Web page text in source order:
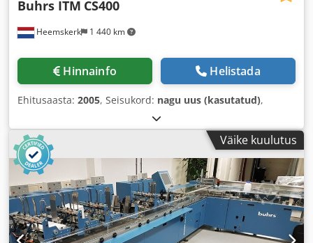
Heemskerk 1 440 km
Buhrs ITM CS400
Hinnainfo Helistada
Ehitusaasta: 2005, Seisukord: nagu uus (kasutatud),
Väike kuulutus